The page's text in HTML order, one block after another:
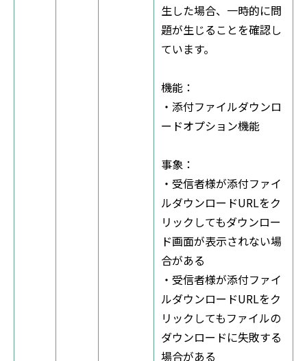
生した場合、一時的に問
題が生じることを確認し
ています。
機能：
・添付ファイルダウンロ
ードオプション機能
事象：
・受信者様が添付ファイ
ルダウンロードURLをク
リックしてもダウンロー
ド画面が表示されない場
合がある
・受信者様が添付ファイ
ルダウンロードURLをク
リックしてもファイルの
ダウンロードに失敗する
場合がある